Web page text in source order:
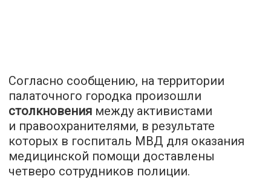
Согласно сообщению, на территории
палаточного городка произошли
столкновения между активистами
и правоохранителями, в результате
которых в госпиталь МВД для оказания
медицинской помощи доставлены
четверо сотрудников полиции.